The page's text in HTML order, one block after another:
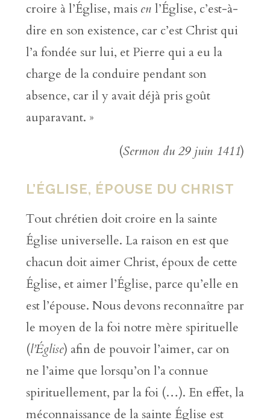
croire à l’Église, mais en l’Église, c’est-à-
dire en son existence, car c’est Christ qui
l’a fondée sur lui, et Pierre qui a eu la
charge de la conduire pendant son
absence, car il y avait déjà pris goût
auparavant. »
(Sermon du 29 juin 1411)
L’ÉGLISE, ÉPOUSE DU CHRIST
Tout chrétien doit croire en la sainte
Église universelle. La raison en est que
chacun doit aimer Christ, époux de cette
Église, et aimer l’Église, parce qu’elle en
est l’épouse. Nous devons reconnaître par
le moyen de la foi notre mère spirituelle
(l’Église) afin de pouvoir l’aimer, car on
ne l’aime que lorsqu’on l’a connue
spirituellement, par la foi (…). En effet, la
méconnaissance de la sainte Église est